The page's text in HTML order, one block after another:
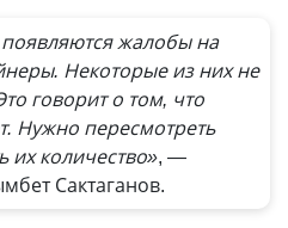
появляются жалобы на
Некоторые из них не
говорит о том, что
Нужно пересмотреть
их количество», —
Сактаганов.